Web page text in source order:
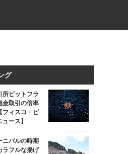
グ
所ビットフラ
金取引の倍率
フィスコ・ビ
ース】
ニバルの時期
ラフルな揚げ